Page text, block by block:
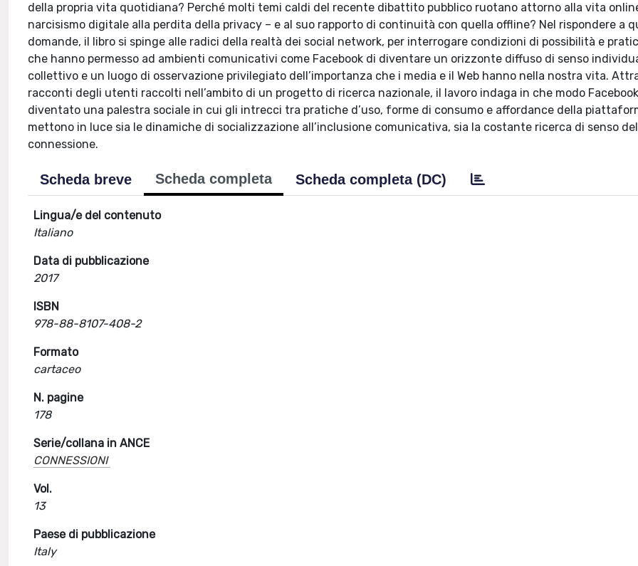
della propria vita quotidiana? Perché molti temi caldi del recente dibattito pubblico ruotano attorno alla vita
narcisismo digitale alla perdita della privacy – e al suo rapporto di continuità con quella offline? Nel rispondere a
domande, il libro si spinge alle radici della realtà dei social network, per interrogare condizioni di possibilità e
che hanno permesso ad ambienti comunicativi come Facebook di diventare un orizzonte diffuso di senso
collettivo e un luogo di osservazione privilegiato dell’importanza che i media e il Web hanno nella nostra vita.
racconti degli utenti raccolti nell’ambito di un progetto di ricerca nazionale, il lavoro indaga in che modo
diventato una palestra sociale in cui gli intrecci tra pratiche d’uso, forme di consumo e affordance della
mettono in luce sia le dinamiche di socializzazione all’inclusione comunicativa, sia la costante ricerca di senso
connessione.
Scheda breve Scheda completa Scheda completa (DC)
Lingua/e del contenuto
Italiano
Data di pubblicazione
2017
ISBN
978-88-8107-408-2
Formato
cartaceo
N. pagine
178
Serie/collana in ANCE
CONNESSIONI
Vol.
13
Paese di pubblicazione
Italy